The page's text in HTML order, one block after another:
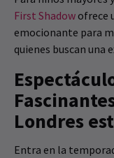
First Shadow ofrece
emocionante para
quienes buscan una
Londres
Entra en la